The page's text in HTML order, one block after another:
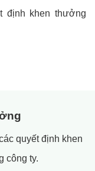
định khen thưởng
quyết định khen
công ty.